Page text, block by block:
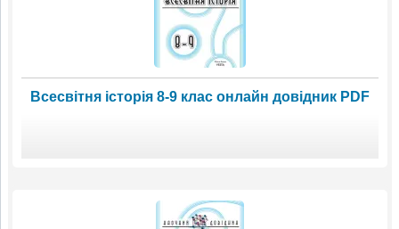
Всесвітня історія 8-9 клас онлайн довідник PDF